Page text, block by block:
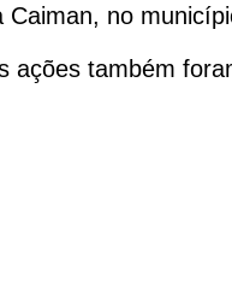
no
ações também